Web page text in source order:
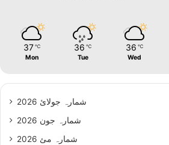
37 ℃
Mon
36 ℃
Tue
36 ℃
Wed
شمارہ جولائ 2026
شمارہ جون 2026
شمارہ مئ 2026